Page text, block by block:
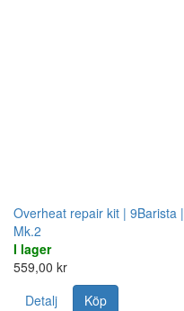
Overheat repair kit | 9Barista |
Mk.2
I lager
559,00 kr
Detalj
Köp